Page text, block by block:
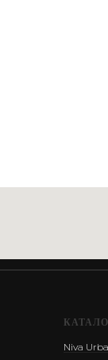
Niva